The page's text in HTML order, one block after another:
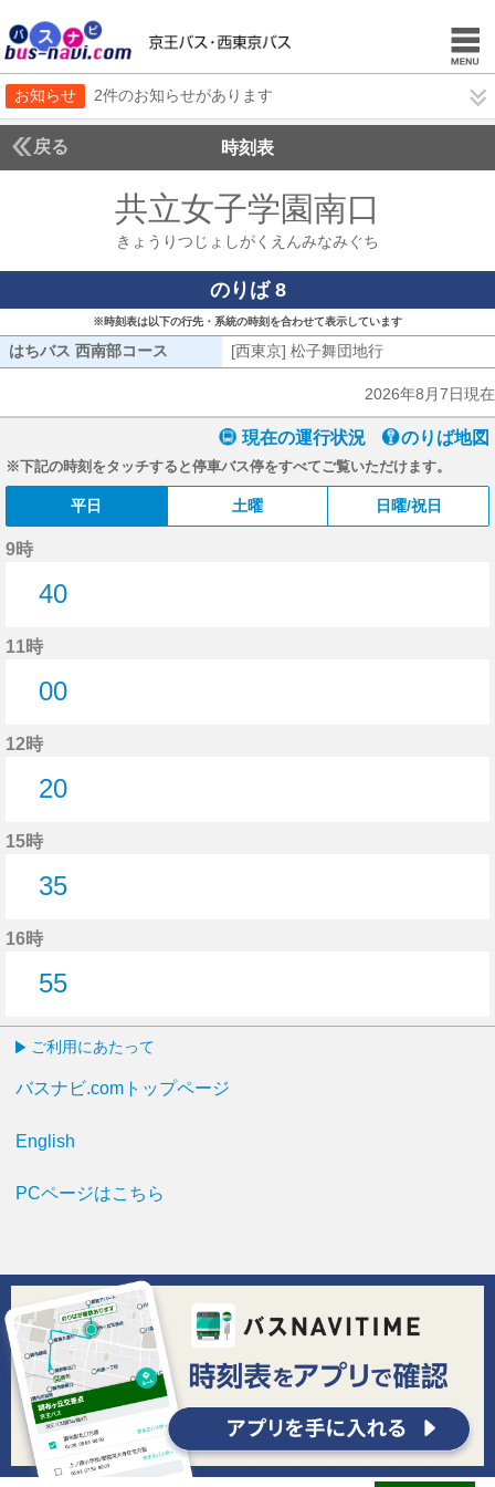
お知らせ 2件のお知らせがあります
戻る 時刻表
共立女子学園南口
きょうりつじょしがくえんみなみぐち
のりば 8
※時刻表は以下の行先・系統の時刻を合わせて表示しています
はちバス 西南部コース はちバス 西南部コース
[西東京] 松子舞団地行
2026年8月7日現在
現在の運行状況 のりば地図
※下記の時刻をタッチすると停車バス停をすべてご覧いただけます。
平日 土曜 日曜/祝日
9時
40
11時
00
12時
20
15時
35
16時
55
ご利用にあたって
バスナビ.comトップページ
English
PCページはこちら